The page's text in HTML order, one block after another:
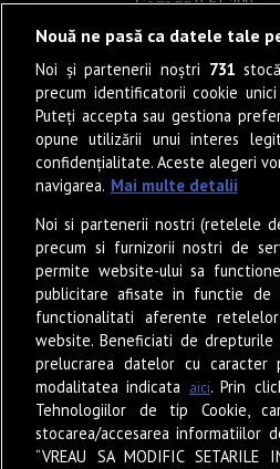
© 2026 – Zile și
Nouă ne pasă ca datele tale
Noi și partenerii noștri 731
precum identificatorii cookie
Puteți accepta sau gestiona
opune utilizării unui interes
confidențialitate. Aceste alegeri
navigarea. Mai multe detalii
Noi si partenerii nostri (retelele
precum si furnizorii nostri de
permite website-ului sa
publicitare afisate in functie de
functionalitati aferente
website. Beneficiati de
prelucrarea datelor cu
modalitatea indicata aici. Prin
Tehnologiilor de tip Cookie,
stocarea/accesarea informatiilor
“VREAU SA MODIFIC